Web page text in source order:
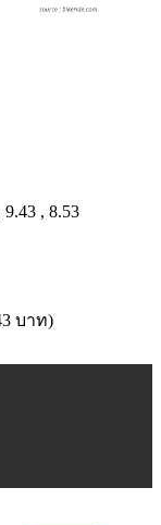
9.43 , 8.53
บาท)